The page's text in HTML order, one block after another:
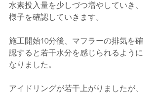
水素投入量を少しづつ増やしていき、
様子を確認していきます。
施工開始10分後、マフラーの排気を確
認すると若干水分を感じられるように
なりました。
アイドリングが若干上がりましたが、